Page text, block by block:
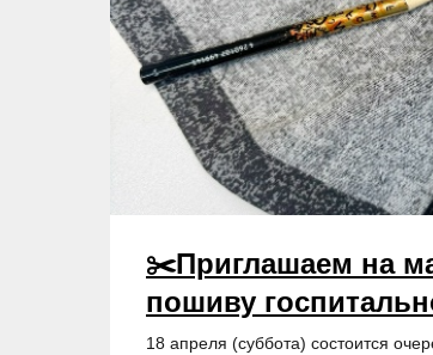
✂️Приглашаем на
пошиву
18 апреля (суббота) состоится